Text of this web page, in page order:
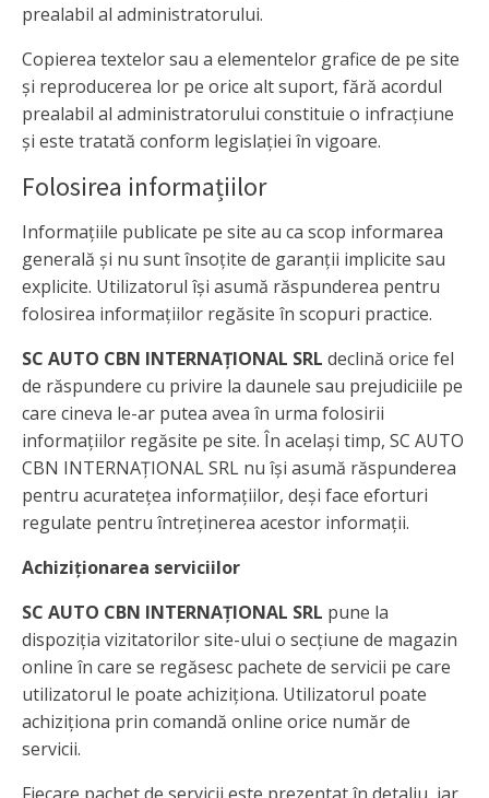
prealabil al administratorului.
Copierea textelor sau a elementelor grafice de pe site
și reproducerea lor pe orice alt suport, fără acordul
prealabil al administratorului constituie o infracțiune
și este tratată conform legislației în vigoare.
Folosirea informațiilor
Informațiile publicate pe site au ca scop informarea
generală și nu sunt însoțite de garanții implicite sau
explicite. Utilizatorul își asumă răspunderea pentru
folosirea informațiilor regăsite în scopuri practice.
SC AUTO CBN INTERNAȚIONAL SRL declină orice fel
de răspundere cu privire la daunele sau prejudiciile pe
care cineva le-ar putea avea în urma folosirii
informațiilor regăsite pe site. În același timp, SC AUTO
CBN INTERNAȚIONAL SRL nu își asumă răspunderea
pentru acuratețea informațiilor, deși face eforturi
regulate pentru întreținerea acestor informații.
Achiziționarea serviciilor
SC AUTO CBN INTERNAȚIONAL SRL pune la
dispoziția vizitatorilor site-ului o secțiune de magazin
online în care se regăsesc pachete de servicii pe care
utilizatorul le poate achiziționa. Utilizatorul poate
achiziționa prin comandă online orice număr de
servicii.